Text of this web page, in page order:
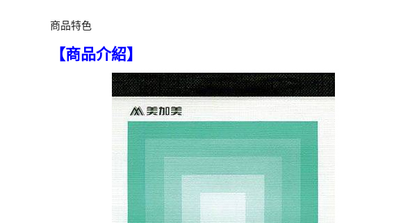
商品特色
【商品介紹】